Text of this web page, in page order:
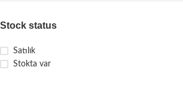
Stock status
Satılık
Stokta var